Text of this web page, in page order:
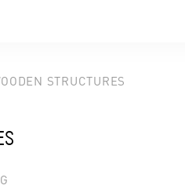
STRUCTURES